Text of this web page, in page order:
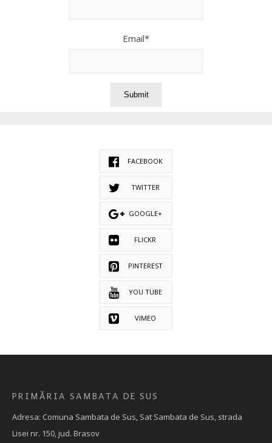
Email*
FACEBOOK
TWITTER
GOOGLE+
FLICKR
PINTEREST
YOU TUBE
VIMEO
PRIMĂRIA SAMBATA DE SUS
Adresa: Comuna Sambata de Sus, Sat Sambata de Sus, strada
Lisei nr. 150, jud. Brasov